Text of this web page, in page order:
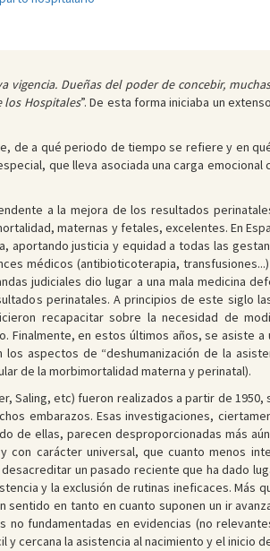
Dueñas del poder de concebir,
los Hospitales”. De esta forma iniciaba un
de a qué periodo de tiempo se refiere y en
que lleva asociada una carga emocional
a la mejora de los resultados
maternas y fetales, excelentes. En
aportando justicia y equidad a todas las
médicos (antibioticoterapia,
judiciales dio lugar a una mala medicina
perinatales. A principios de este siglo
recapacitar sobre la necesidad de
en estos últimos años, se asiste a
aspectos de “deshumanización de la
de la morbimortalidad materna y perinatal).
Saling, etc) fueron realizados a partir de
embarazos. Esas investigaciones,
ellas, parecen desproporcionadas más
con carácter universal, que cuanto menos
un pasado reciente que ha dado
y la exclusión de rutinas ineficaces. Más
en tanto en cuanto suponen un ir
fundamentadas en evidencias (no
cercana la asistencia al nacimiento y el inicio